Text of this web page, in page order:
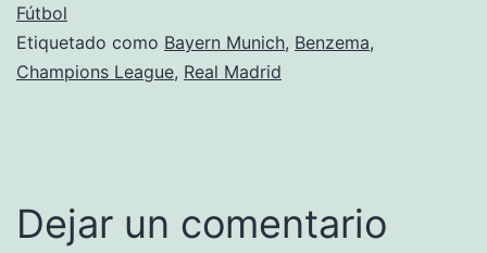
Fútbol
Etiquetado como Bayern Munich, Benzema,
Champions League, Real Madrid
Dejar un comentario